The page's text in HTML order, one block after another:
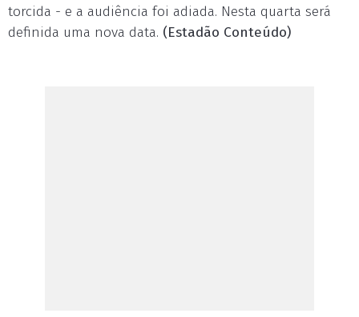
torcida - e a audiência foi adiada. Nesta quarta será
definida uma nova data. (Estadão Conteúdo)